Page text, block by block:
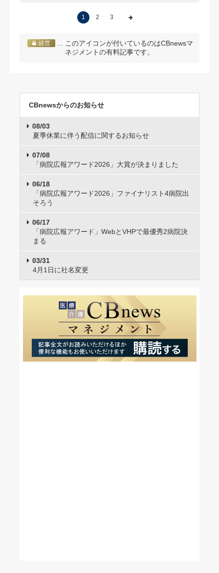
1 2 3
経営
… このアイコンが付いているのはCBnewsマ
ネジメントの有料記事です。
CBnewsからのお知らせ
08/03
夏季休業に伴う配信に関するお知らせ
07/08
「病院広報アワード2026」大賞が決まりました
06/18
「病院広報アワード2026」ファイナリスト4病院出
そろう
06/17
「病院広報アワード」WebとVHPで最優秀2病院決
まる
03/31
4月1日に社名変更